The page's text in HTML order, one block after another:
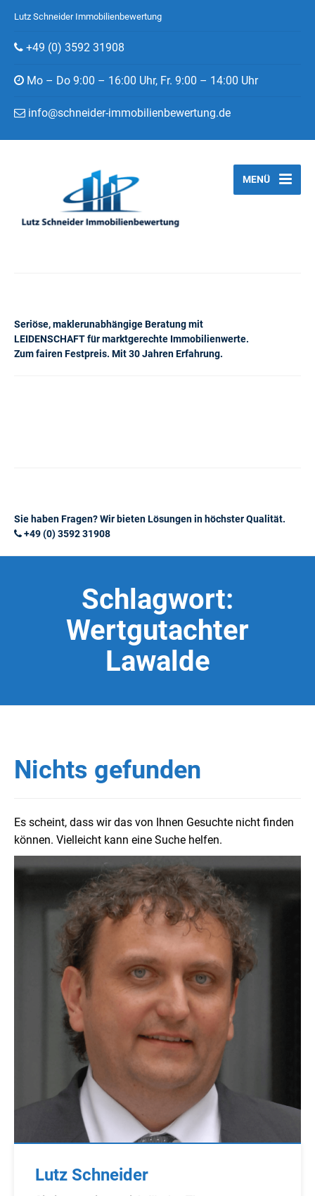
Lutz Schneider Immobilienbewertung
+49 (0) 3592 31908
Mo – Do 9:00 – 16:00 Uhr, Fr. 9:00 – 14:00 Uhr
info@schneider-immobilienbewertung.de
Seriöse, maklerunabhängige Beratung mit
LEIDENSCHAFT für marktgerechte Immobilienwerte.
Zum fairen Festpreis. Mit 30 Jahren Erfahrung.
MENÜ
Sie haben Fragen? Wir bieten Lösungen in höchster Qualität.
+49 (0) 3592 31908
Schlagwort:
Wertgutachter
Lawalde
Nichts gefunden
Es scheint, dass wir das von Ihnen Gesuchte nicht finden
können. Vielleicht kann eine Suche helfen.
Lutz Schneider